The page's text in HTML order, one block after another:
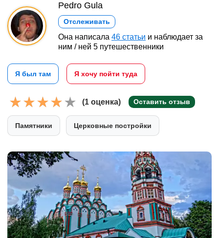
Pedro Gula
Отслеживать
Она написала 46 статьи и наблюдает за
ним / ней 5 путешественники
Я был там Я хочу пойти туда
(1 оценка) Оставить отзыв
Памятники Церковные постройки